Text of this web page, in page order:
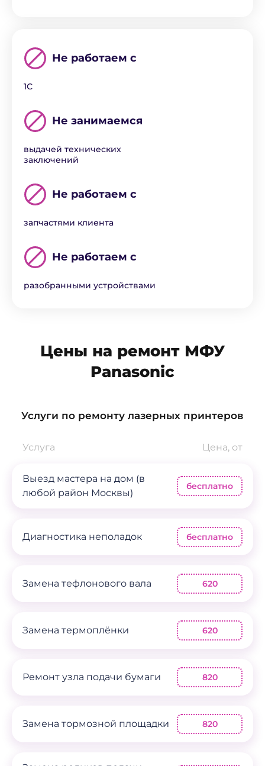
Не работаем с
1С
Не занимаемся
выдачей технических
заключений
Не работаем с
запчастями клиента
Не работаем с
разобранными устройствами
Цены на ремонт МФУ
Panasonic
Услуги по ремонту лазерных принтеров
Услуга Цена, от
Выезд мастера на дом (в
любой район Москвы)
бесплатно
Диагностика неполадок бесплатно
Замена тефлонового вала 620
Замена термоплёнки 620
Ремонт узла подачи бумаги 820
Замена тормозной площадки 820